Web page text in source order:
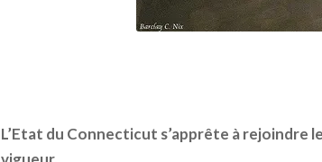
L’Etat du Connecticut s’apprête à rejoindre